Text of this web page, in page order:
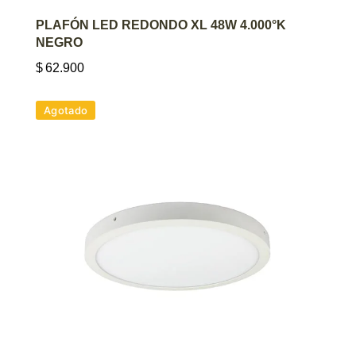
AGREGAR AL CARRITO
PLAFÓN LED REDONDO XL 48W 4.000°K
NEGRO
$62.900
Agotado